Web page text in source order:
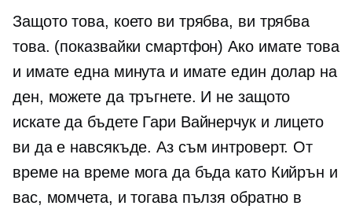
Защото това, което ви трябва, ви трябва
това. (показвайки смартфон) Ако имате това
и имате една минута и имате един долар на
ден, можете да тръгнете. И не защото
искате да бъдете Гари Вайнерчук и лицето
ви да е навсякъде. Аз съм интроверт. От
време на време мога да бъда като Кийрън и
вас, момчета, и тогава пълзя обратно в